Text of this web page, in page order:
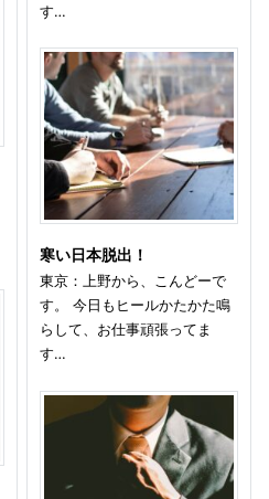
す…
寒い日本脱出！
東京：上野から、こんどーで
す。 今日もヒールかたかた鳴
らして、お仕事頑張ってま
す…